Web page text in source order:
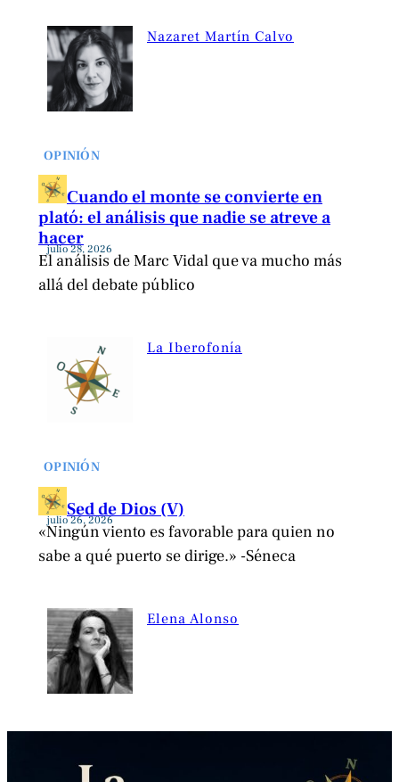
Nazaret Martín Calvo
OPINIÓN
Cuando el monte se convierte en
plató: el análisis que nadie se atreve a
hacer
julio 28, 2026
El análisis de Marc Vidal que va mucho más
allá del debate público
La Iberofonía
OPINIÓN
Sed de Dios (V)
julio 26, 2026
«Ningún viento es favorable para quien no
sabe a qué puerto se dirige.» -Séneca
Elena Alonso